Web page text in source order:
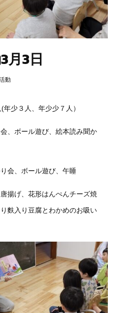
月3日
動
少３人、年少少７人）
、ボール遊び、絵本読み聞か
会、ボール遊び、午睡
揚げ、花形はんぺんチーズ焼
麩入り豆腐とわかめのお吸い